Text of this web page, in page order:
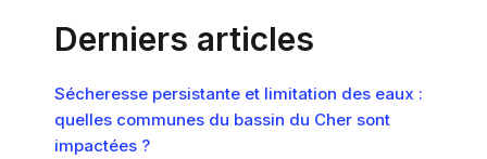
Derniers articles
Sécheresse persistante et limitation des eaux :
quelles communes du bassin du Cher sont
impactées ?